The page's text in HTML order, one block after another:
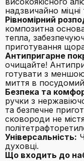
надзвичайно міцні
Рівномірний
композитна
тепла,
приготування
Антипригарне
очищайте!
готувати з меншою
миття в
Безпека та
ручки з
та безпечне
сковороди не
Універсальність:
духовці.
Що входить до